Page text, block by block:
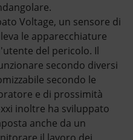
Voltage, un sensore di
le apparecchiature
del pericolo. Il
secondo diversi
secondo le
e di prossimità
inoltre ha sviluppato
anche da un